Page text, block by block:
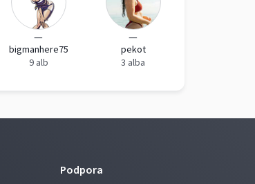
—
bigmanhere75
9 alb
—
pekot
3 alba
Podpora